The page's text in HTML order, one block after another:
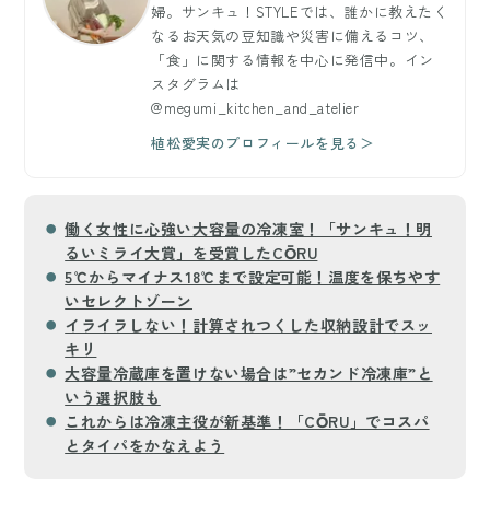
婦。サンキュ！STYLEでは、誰かに教えたく
なるお天気の豆知識や災害に備えるコツ、
「食」に関する情報を中心に発信中。イン
スタグラムは
@megumi_kitchen_and_atelier
植松愛実のプロフィールを見る＞
働く女性に心強い大容量の冷凍室！「サンキュ！明
るいミライ大賞」を受賞したCŌRU
5℃からマイナス18℃まで設定可能！温度を保ちやす
いセレクトゾーン
イライラしない！計算されつくした収納設計でスッ
キリ
大容量冷蔵庫を置けない場合は”セカンド冷凍庫”と
いう選択肢も
これからは冷凍主役が新基準！「CŌRU」でコスパ
とタイパをかなえよう